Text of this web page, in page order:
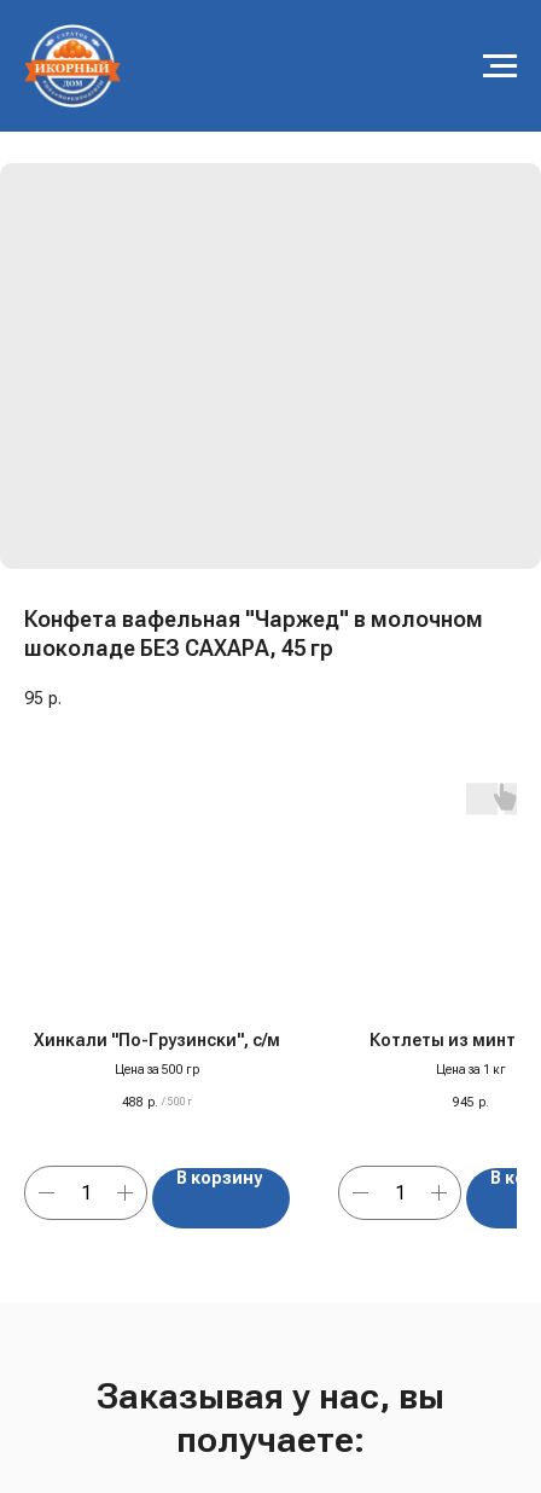
Конфета вафельная "Чаржед" в молочном
шоколаде БЕЗ САХАРА, 45 гр
95 р.
Хинкали "По-Грузински", с/м
Цена за 500 гр
488 р. / 500 г
В корзину
Котлеты из
Цена за 1 кг
945 р.
В
Заказывая у нас, вы
получаете: